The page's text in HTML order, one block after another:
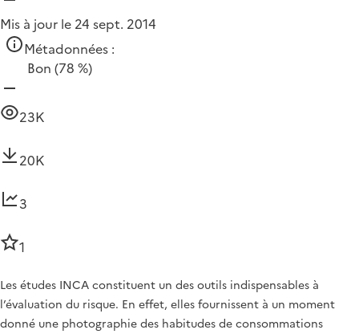
Mis à jour le 24 sept. 2014
Métadonnées :
Bon (78 %)
23K
20K
3
1
Les études INCA constituent un des outils indispensables à
l’évaluation du risque. En effet, elles fournissent à un moment
donné une photographie des habitudes de consommations